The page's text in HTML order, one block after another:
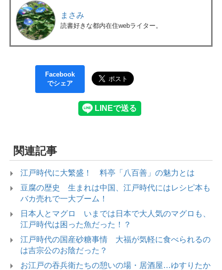
まさみ
読書好きな都内在住webライター。
Facebook
でシェア
関連記事
江戸時代に大繁盛！ 料亭「八百善」の魅力とは
豆腐の歴史 生まれは中国、江戸時代にはレシピ本も
バカ売れで一大ブーム！
日本人とマグロ いまでは日本で大人気のマグロも、
江戸時代は困った魚だった！？
江戸時代の国産砂糖事情 大福が気軽に食べられるの
は吉宗公のお陰だった？
お江戸の吞兵衛たちの憩いの場・居酒屋…ゆすりたか